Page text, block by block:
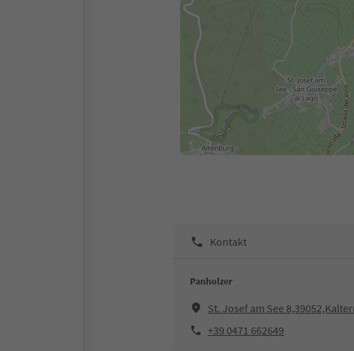
Kontakt
Panholzer
St. Josef am See
+39 0471 662649